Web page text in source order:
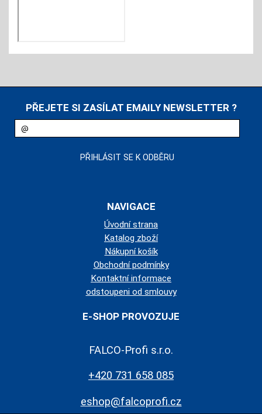
PŘEJETE SI ZASÍLAT EMAILY NEWSLETTER ?
NAVIGACE
Úvodní strana
Katalog zboží
Nákupní košík
Obchodní podmínky
Kontaktní informace
odstoupeni od smlouvy
E-SHOP PROVOZUJE
FALCO-Profi s.r.o.
+420 731 658 085
eshop@falcoprofi.cz